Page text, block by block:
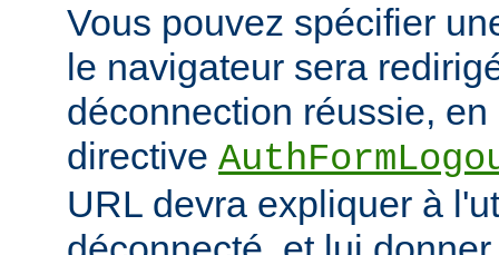
Vous pouvez spécifier
le navigateur sera
déconnection réussie,
directive
URL devra expliquer à